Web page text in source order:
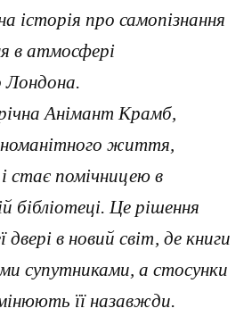
історія про самопізнання
в атмосфері
Лондона.
Анімант Крамб,
життя,
стає помічницею в
бібліотеці. Це рішення
двері в новий світ, де книги
супутниками, а стосунки
її назавжди.